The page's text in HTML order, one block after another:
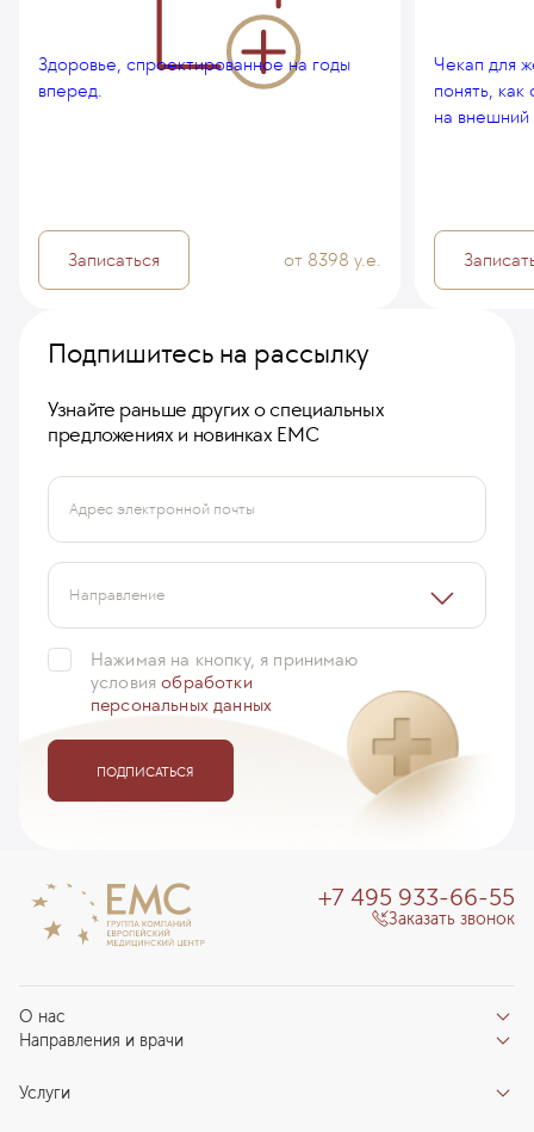
Здоровье, спроектированное на годы
вперед.
Записаться от 8398 у.е.
Чекап для
понять, как
на внешний
Подпишитесь на рассылку
Узнайте раньше других о специальных
предложениях и новинках ЕМС
Адрес электронной почты
Направление
Нажимая на кнопку, я принимаю
условияобработки
персональных данных
ПОДПИСАТЬСЯ
О нас
Отзывы пациентов
О клинике
Направления и врачи
Направления
Услуги
+7 495 933-66-55
Заказать звонок